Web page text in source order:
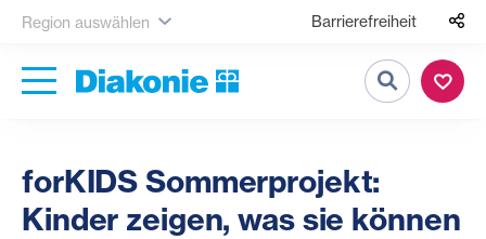
Region auswählen Barrierefreiheit
Suche
forKIDS Sommerprojekt:
Kinder zeigen, was sie können